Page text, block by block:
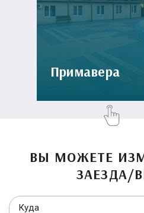
Примавера
ВЫ МОЖЕТЕ
ЗАЕЗДА/
Куда